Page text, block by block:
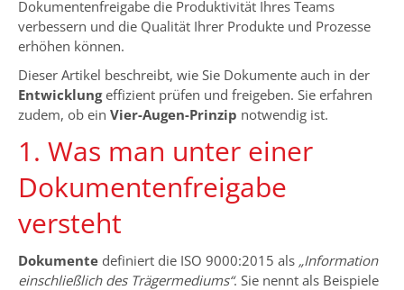
Dokumentenfreigabe die Produktivität Ihres Teams
verbessern und die Qualität Ihrer Produkte und Prozesse
erhöhen können.
Dieser Artikel beschreibt, wie Sie Dokumente auch in der
Entwicklungeffizient prüfen und freigeben. Sie erfahren
zudem, ob ein Vier-Augen-Prinzip notwendig ist.
1. Was man unter einer
Dokumentenfreigabe
versteht
Dokumente definiert die ISO 9000:2015 als „Information
einschließlich des Trägermediums“. Sie nennt als Beispiele